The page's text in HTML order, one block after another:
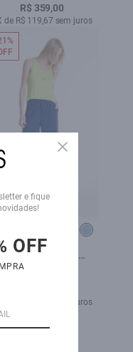
R$ 359,00
de R$ 119,67 sem juros
Calça Poliamida
Pants Azul Bic
de R$ 105,80 sem juros
Close
e fique
OFF